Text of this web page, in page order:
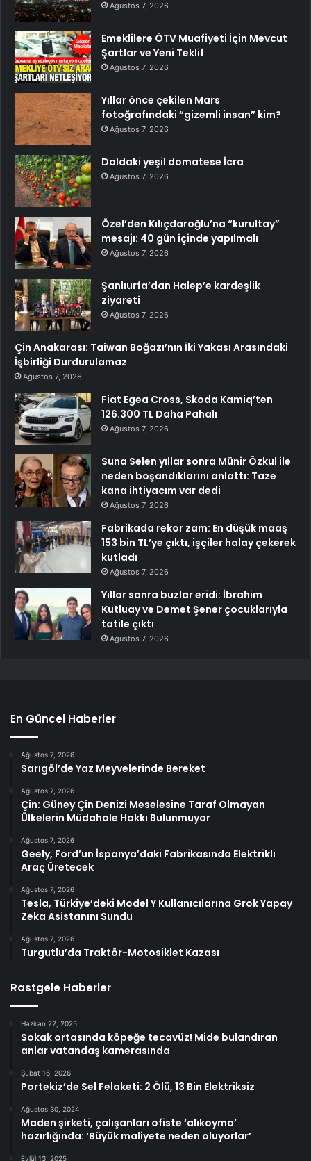
Ağustos 7, 2026
Emeklilere ÖTV Muafiyeti İçin Mevcut
Şartlar ve Yeni Teklif
Ağustos 7, 2026
Yıllar önce çekilen Mars
fotoğrafındaki “gizemli insan” kim?
Ağustos 7, 2026
Daldaki yeşil domatese İcra
Ağustos 7, 2026
Özel’den Kılıçdaroğlu’na “kurultay”
mesajı: 40 gün içinde yapılmalı
Ağustos 7, 2026
Şanlıurfa’dan Halep’e kardeşlik
ziyareti
Ağustos 7, 2026
Çin Anakarası: Taiwan Boğazı’nın İki Yakası Arasındaki
İşbirliği Durdurulamaz
Ağustos 7, 2026
Fiat Egea Cross, Skoda Kamiq’ten
126.300 TL Daha Pahalı
Ağustos 7, 2026
Suna Selen yıllar sonra Münir Özkul ile
neden boşandıklarını anlattı: Taze
kana ihtiyacım var dedi
Ağustos 7, 2026
Fabrikada rekor zam: En düşük maaş
153 bin TL’ye çıktı, işçiler halay çekerek
kutladı
Ağustos 7, 2026
Yıllar sonra buzlar eridi: İbrahim
Kutluay ve Demet Şener çocuklarıyla
tatile çıktı
Ağustos 7, 2026
En Güncel Haberler
Ağustos 7, 2026
Sarıgöl’de Yaz Meyvelerinde Bereket
Ağustos 7, 2026
Çin: Güney Çin Denizi Meselesine Taraf Olmayan
Ülkelerin Müdahale Hakkı Bulunmuyor
Ağustos 7, 2026
Geely, Ford’un İspanya’daki Fabrikasında Elektrikli
Araç Üretecek
Ağustos 7, 2026
Tesla, Türkiye’deki Model Y Kullanıcılarına Grok Yapay
Zeka Asistanını Sundu
Ağustos 7, 2026
Turgutlu’da Traktör-Motosiklet Kazası
Rastgele Haberler
Haziran 22, 2025
Sokak ortasında köpeğe tecavüz! Mide bulandıran
anlar vatandaş kamerasında
Şubat 16, 2026
Portekiz’de Sel Felaketi: 2 Ölü, 13 Bin Elektriksiz
Ağustos 30, 2024
Maden şirketi, çalışanları ofiste ‘alıkoyma’
hazırlığında: ‘Büyük maliyete neden oluyorlar’
Eylül 13, 2025